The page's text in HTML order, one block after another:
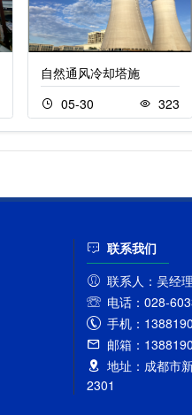
自然通风冷却塔施
05-30
323
联系我们
联系人： 吴经理
电话： 028-
手机：
邮箱：
地址： 成都市
2301